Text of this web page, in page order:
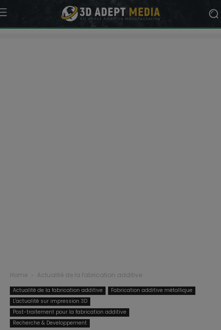
Home Actualité de la fabrication additive
Actualité de la fabrication additive
Fabrication additive métallique
L'actualité sur impression 3D
Post-traitement pour la fabrication additive
Recherche & Developpement